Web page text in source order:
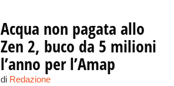
Acqua non pagata allo
Zen 2, buco da 5 milioni
l’anno per l’Amap
di Redazione